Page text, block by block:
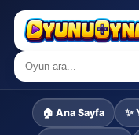
🏠 Ana Sayfa ✨